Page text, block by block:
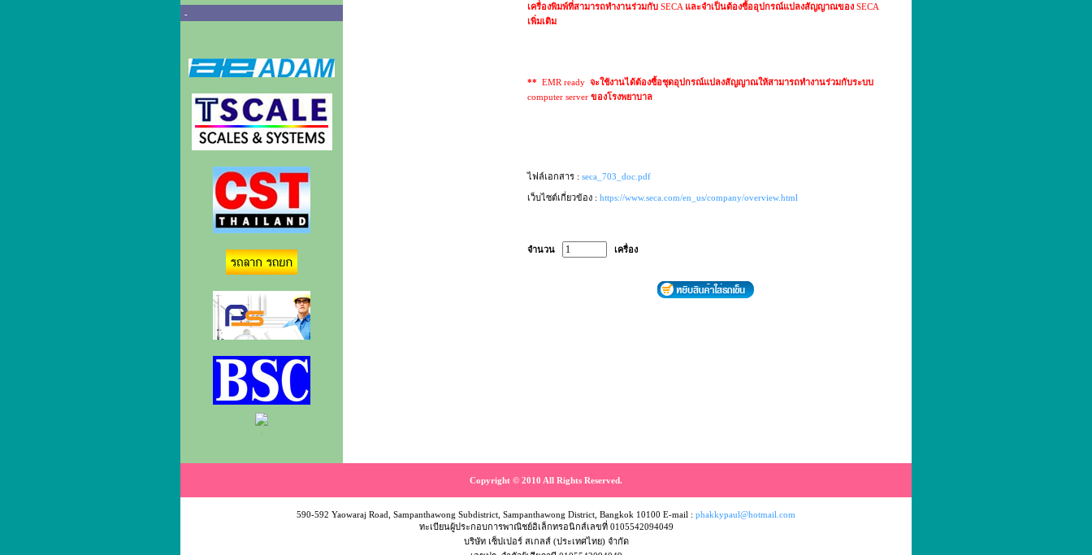
-
เครื่องพิมพ์ที่สามารถทำงานร่วมกับ SECA และจำเป็นต้องซื้ออุปกรณ์แปลงสัญญาณของ SECA
เพิ่มเติม
** EMR ready จะใช้งานได้ต้องซื้อชุดอุปกรณ์แปลงสัญญาณให้สามารถทำงานร่วมกับระบบ
computer server ของโรงพยาบาล
ไฟล์เอกสาร : seca_703_doc.pdf
เว็บไซต์เกี่ยวข้อง : https://www.seca.com/en_us/company/overview.html
จำนวน เครื่อง
Copyright © 2010 All Rights Reserved.
590-592 Yaowaraj Road, Sampanthawong Subdistrict, Sampanthawong District, Bangkok 10100 E-mail : phakkypaul@hotmail.com
ทะเบียนผู้ประกอบการพาณิชย์อิเล็กทรอนิกส์เลขที่ 0105542094049
บริษัท เซ็ปเปอร์ สเกลส์ (ประเทศไทย) จำกัด